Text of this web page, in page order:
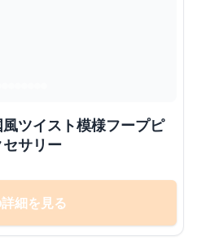
ツイスト模様フープピ
サリー
細を見る